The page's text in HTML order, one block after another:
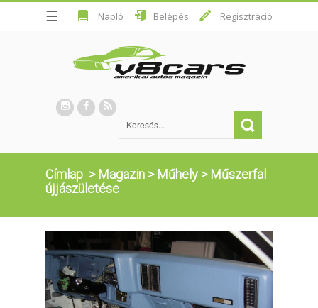
☰ Napló Belépés Regisztráció
Címlap > Magazin > Műhely > Műszerfal
újjászületése